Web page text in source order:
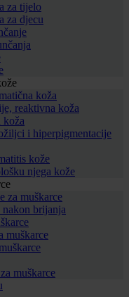
za tijelo
za djecu
koža
reaktivna koža
koža
i hiperpigmentacije
kože
njega kože
za muškarce
brijanja
muškarce
muškarce